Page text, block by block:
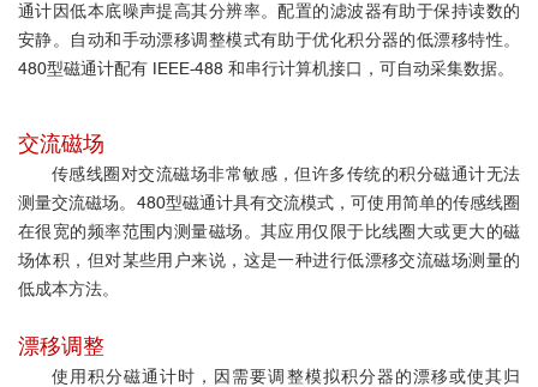
通计因低本底噪声提高其分辨率。配置的滤波器有助于保持读数的
安静。自动和手动漂移调整模式有助于优化积分器的低漂移特性。
480型磁通计配有 IEEE-488 和串行计算机接口，可自动采集数据。
交流磁场
传感线圈对交流磁场非常敏感，但许多传统的积分磁通计无法
测量交流磁场。 480型磁通计具有交流模式，可使用简单的传感线圈
在很宽的频率范围内测量磁场。其应用仅限于比线圈大或更大的磁
场体积，但对某些用户来说，这是一种进行低漂移交流磁场测量的
低成本方法。
漂移调整
使用积分磁通计时，因需要调整模拟积分器的漂移或使其归